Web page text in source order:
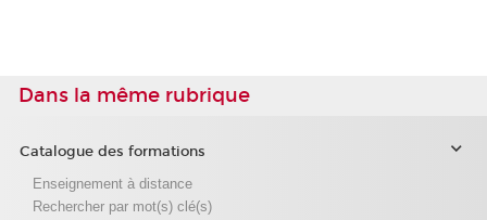
Dans la même rubrique
Catalogue des formations
Enseignement à distance
Rechercher par mot(s) clé(s)